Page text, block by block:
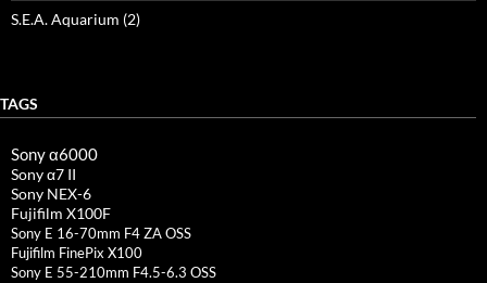
S.E.A. Aquarium (2)
TAGS
Sony α6000
Sony α7 II
Sony NEX-6
Fujifilm X100F
Sony E 16-70mm F4 ZA OSS
Fujifilm FinePix X100
Sony E 55-210mm F4.5-6.3 OSS